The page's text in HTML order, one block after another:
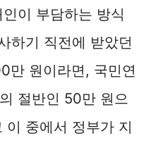
이 부담하는 방식
하기 직전에 받았던
만 원이라면, 국민연
절반인 50만 원으
이 중에서 정부가 지